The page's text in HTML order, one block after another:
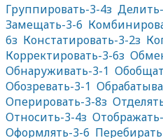
Группировать-3-4з
Замещать-3-6
6з Констатировать-3-2з
Корректировать-3-6з
Обнаруживать-3-1
Обозревать-3-1
Оперировать-3-8з
Относить-3-4з
Оформлять-3-6